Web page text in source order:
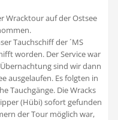
Wracktour auf der Ostsee
Tauchschiff der ´MS
worden. Der Service war
sind wir dann
ausgelaufen. Es folgten in
Tauchgänge. Die Wracks
(Hübi) sofort gefunden
der Tour möglich war,